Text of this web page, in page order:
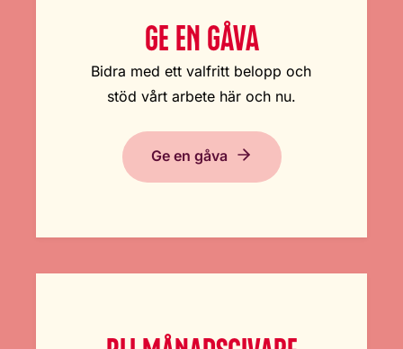
GE EN GÅVA
Bidra med ett valfritt belopp och
stöd vårt arbete här och nu.
Ge en gåva